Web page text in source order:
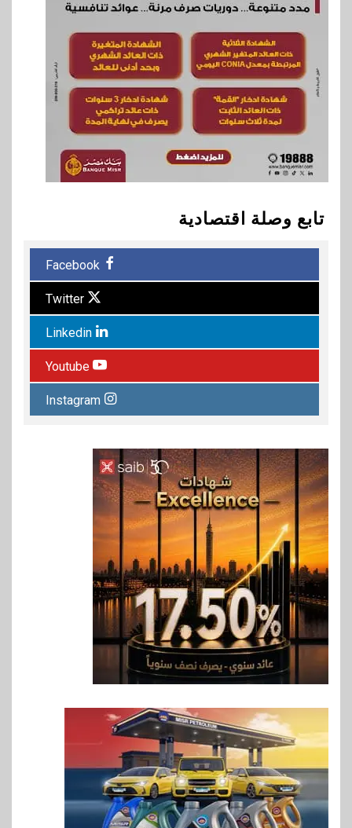
تابع وصلة اقتصادية
Facebook
Twitter
Linkedin
Youtube
Instagram
6
اقتصاد
رئيس مجلس القضاء الأعلى يوقّع
بروتوكول تعاون مع البريد لتقديم
خدمة الإعلان الإلكتروني المسجل
7 اخبار